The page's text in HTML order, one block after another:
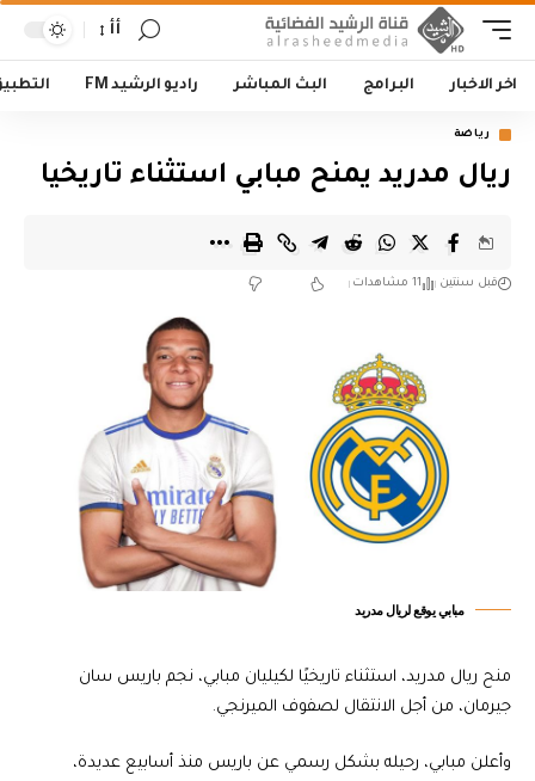
أأ
اخر الاخبار البرامج البث المباشر راديو الرشيد FM
رياضة
ريال مدريد يمنح مبابي استثناء تاريخيا
قبل سنتين 11 مشاهدات
مبابي يوقع لريال مدريد
منح ريال مدريد، استثناء تاريخيًا لكيليان مبابي، نجم باريس سان
جيرمان، من أجل الانتقال لصفوف الميرنجي.
وأعلن مبابي، رحيله بشكل رسمي عن باريس منذ أسابيع عديدة،